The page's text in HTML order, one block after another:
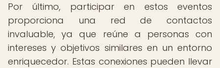
Por último, participar en estos eventos
proporciona una red de contactos
invaluable, ya que reúne a personas con
intereses y objetivos similares en un entorno
enriquecedor. Estas conexiones pueden llevar